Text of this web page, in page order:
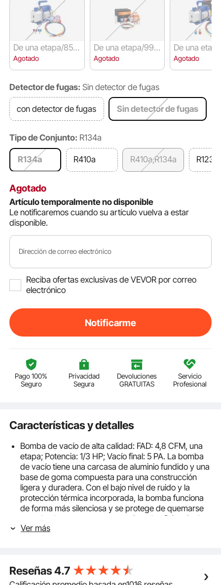
De una etapa/85L/
min
Agotado
De una etapa/99L/
min
Agotado
De una
L/min
Agotado
Detector de fugas: Sin detector de fugas
con detector de fugas Sin detector de fugas
Tipo de Conjunto: R134a
R134a R410a R410a,R134a
Agotado
Artículo temporalmente no disponible
Le notificaremos cuando su artículo vuelva a estar
disponible.
Dirección de correo electrónico
Reciba ofertas exclusivas de VEVOR por correo
electrónico
Notificarme
Pago 100%
Seguro
Privacidad
Segura
Devoluciones
GRATUITAS
Servicio
Profesional
Características y detalles
Bomba de vacío de alta calidad: FAD: 4,8 CFM, una
etapa; Potencia: 1/3 HP; Vacío final: 5 PA. La bomba
de vacío tiene una carcasa de aluminio fundido y una
base de goma compuesta para una construcción
ligera y duradera. Con el bajo nivel de ruido y la
protección térmica incorporada, la bomba funciona
de forma más silenciosa y se protege de quemarse
cuando algo se atasca para mejorar la eficiencia de
trabajo.
permite conocer las presiones reales de trabajo en
cualquier momento para facilitar los sistemas de
Ver más
Reseñas4.7